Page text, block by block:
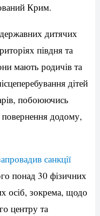
Крим.
дитячих
півдня та
мають родичів та
дітей
побоюючись
повернення додому,
санкції
понад 30 фізичних
осіб, зокрема, щодо
центру та